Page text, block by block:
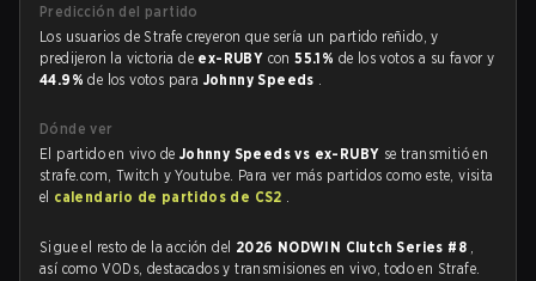
Predicción del partido
Los usuarios de Strafe creyeron que sería un partido reñido, y
predijeron la victoria de ex-RUBY con55.1% de los votos a su favor y
44.9%de los votos para Johnny Speeds .
Dónde ver
El partido en vivo de Johnny Speeds vs ex-RUBY se transmitió en
strafe.com, Twitch y Youtube. Para ver más partidos como este, visita
el calendario de partidos de CS2 .
Sigue el resto de la acción del 2026 NODWIN Clutch Series #8 ,
así como VODs, destacados y transmisiones en vivo, todo en Strafe.